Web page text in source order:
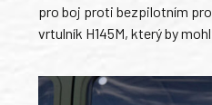
pro boj proti bezpilotním
vrtulník H145M, který by